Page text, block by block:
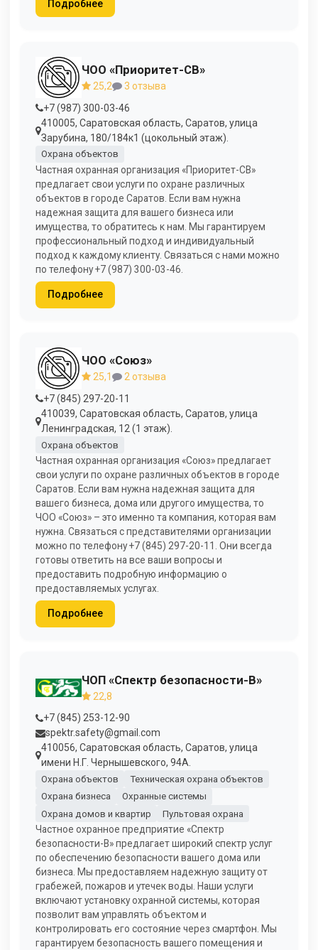
Подробнее
ЧОО «Приоритет-СВ»
25,2
3 отзыва
+7 (987) 300-03-46
410005, Саратовская область, Саратов, улица
Зарубина, 180/184к1 (цокольный этаж).
Охрана объектов
Частная охранная организация «Приоритет-СВ»
предлагает свои услуги по охране различных
объектов в городе Саратов. Если вам нужна
надежная защита для вашего бизнеса или
имущества, то обратитесь к нам. Мы гарантируем
профессиональный подход и индивидуальный
подход к каждому клиенту. Связаться с нами можно
по телефону +7 (987) 300-03-46.
Подробнее
ЧОО «Союз»
25,1
2 отзыва
+7 (845) 297-20-11
410039, Саратовская область, Саратов, улица
Ленинградская, 12 (1 этаж).
Охрана объектов
Частная охранная организация «Союз» предлагает
свои услуги по охране различных объектов в городе
Саратов. Если вам нужна надежная защита для
вашего бизнеса, дома или другого имущества, то
ЧОО «Союз» – это именно та компания, которая вам
нужна. Связаться с представителями организации
можно по телефону +7 (845) 297-20-11. Они всегда
готовы ответить на все ваши вопросы и
предоставить подробную информацию о
предоставляемых услугах.
Подробнее
ЧОП «Спектр безопасности-В»
22,8
+7 (845) 253-12-90
spektr.safety@gmail.com
410056, Саратовская область, Саратов, улица
имени Н.Г. Чернышевского, 94А.
Охрана объектов
Техническая охрана объектов
Охрана бизнеса
Охранные системы
Охрана домов и квартир
Пультовая охрана
Частное охранное предприятие «Спектр
безопасности-В» предлагает широкий спектр услуг
по обеспечению безопасности вашего дома или
бизнеса. Мы предоставляем надежную защиту от
грабежей, пожаров и утечек воды. Наши услуги
включают установку охранной системы, которая
позволит вам управлять объектом и
контролировать его состояние через смартфон. Мы
гарантируем безопасность вашего помещения и